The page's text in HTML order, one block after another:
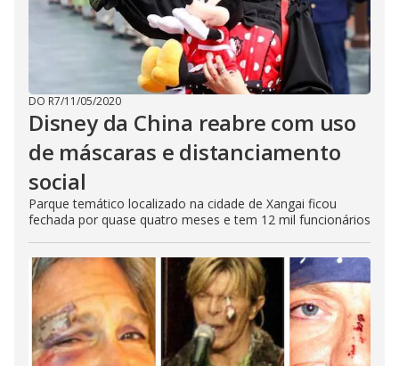
DO R7/11/05/2020
Disney da China reabre com uso
de máscaras e distanciamento
social
Parque temático localizado na cidade de Xangai ficou
fechada por quase quatro meses e tem 12 mil funcionários